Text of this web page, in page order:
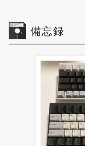
備忘録